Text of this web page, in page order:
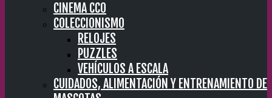
CINEMA CC0
COLECCIONISMO
RELOJES
PUZZLES
VEHÍCULOS A ESCALA
CUIDADOS, ALIMENTACIÓN Y ENTRENAMIENTO DE